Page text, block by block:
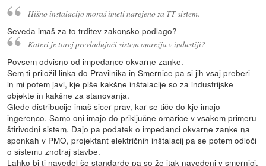
Hišno instalacijo moraš imeti narejeno za TT sistem.
Seveda imaš za to trditev zakonsko podlago?
Kateri je torej prevladujoči sistem omrežja v industiji?
Povsem odvisno od impedance okvarne zanke.
Sem ti priložil linka do Pravilnika in Smernice pa si jih vsaj preberi
in mi potem javi, kje piše kakšne inštalacije so za industrijske
objekte in kakšne za stanovanja.
Glede distribucije imaš sicer prav, kar se tiče do kje imajo
ingerenco. Samo oni imajo do priključne omarice v vsakem primeru
štirivodni sistem. Dajo pa podatek o impedanci okvarne zanke na
sponkah v PMO, projektant električnih inštalacij pa se potem odloči
o sistemu znotraj stavbe.
Lahko bi ti navedel še standarde pa so že itak navedeni v smernici,